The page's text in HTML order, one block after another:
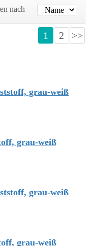
nach
1 2 >>
grau-weiß
grau-weiß
grau-weiß
grau-weiß